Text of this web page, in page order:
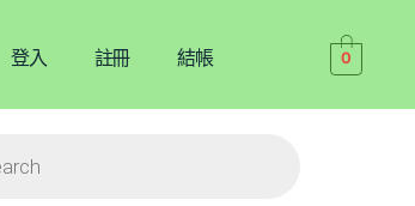
登入 註冊 結帳 0